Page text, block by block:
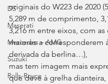
DS
Maserati
Mercedes – AMG
Suzuki
Rolls-Royce
originais do W223 de 2020
5,289 m de comprimento,
3,216 m entre eixos, com as
maiores a corresponderem
derivada da berlina…),
mas tem imagem mais
que deve à grelha dianteira,